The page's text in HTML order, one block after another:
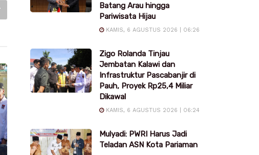
Batang Arau hingga
Pariwisata Hijau
KAMIS, 6 AGUSTUS 2026 | 06:26
Zigo Rolanda Tinjau
Jembatan Kalawi dan
Infrastruktur Pascabanjir di
Pauh, Proyek Rp25,4 Miliar
Dikawal
KAMIS, 6 AGUSTUS 2026 | 06:24
Mulyadi: PWRI Harus Jadi
Teladan ASN Kota Pariaman